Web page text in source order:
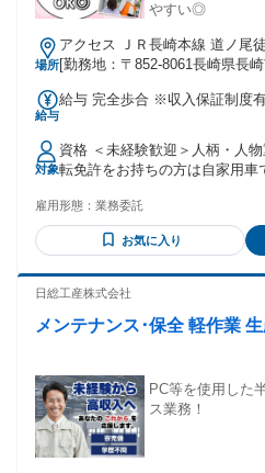
やすい◎
場所
アクセス ＪＲ長崎本線 道ノ尾
迫徒歩約39分、長崎電気軌道
[勤務地：〒852-8061長崎県長
給与
給与 完全歩合 ※収入保証制度
対象
資格 ＜未経験歓迎＞人柄・人物重視の採
転免許をお持ちの方は自家用
イス登録必須 ～インボイス登録って？～ 簡単にいうと業務上
の請求書発行のために税務署へ登録する
が手順・記載方法など全てお
考えたり、手間がかかる心配な
資格OK ＊経験者歓迎／ブラン
雇用形態： 業務委託
お気に入り
日総工産株式会社
メンテナンス･保全 軽作業
PC等を使用した
ス業務！